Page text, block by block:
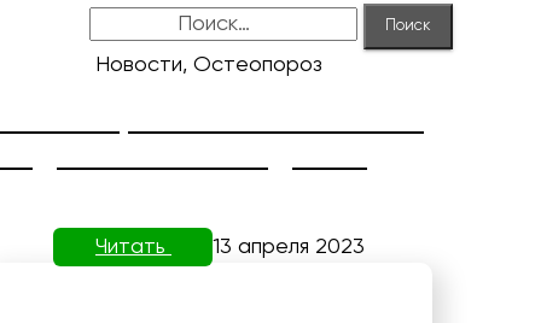
Новости, Остеопороз
Читать 13 апреля 2023